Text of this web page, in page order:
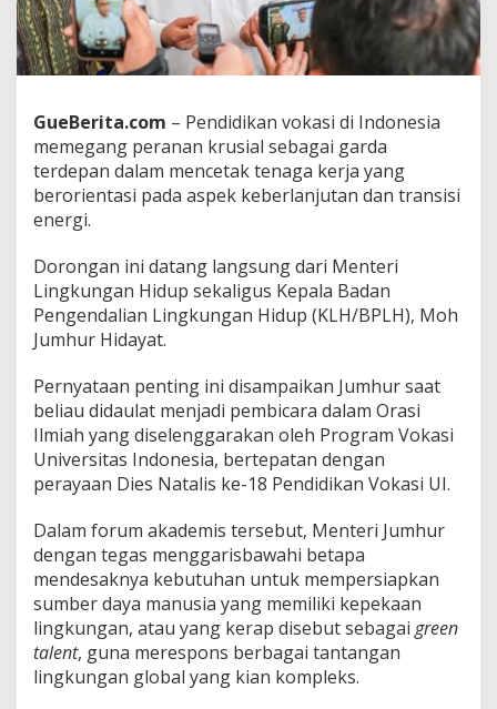
n
g
u
u
k
S
D
j
a
u
n
o
n
e
s
i
a
GueBerita.com – Pendidikan vokasi di Indonesia
memegang peranan krusial sebagai garda
terdepan dalam mencetak tenaga kerja yang
berorientasi pada aspek keberlanjutan dan transisi
energi.
Dorongan ini datang langsung dari Menteri
Lingkungan Hidup sekaligus Kepala Badan
Pengendalian Lingkungan Hidup (KLH/BPLH), Moh
Jumhur Hidayat.
Pernyataan penting ini disampaikan Jumhur saat
beliau didaulat menjadi pembicara dalam Orasi
Ilmiah yang diselenggarakan oleh Program Vokasi
Universitas Indonesia, bertepatan dengan
perayaan Dies Natalis ke-18 Pendidikan Vokasi UI.
Dalam forum akademis tersebut, Menteri Jumhur
dengan tegas menggarisbawahi betapa
mendesaknya kebutuhan untuk mempersiapkan
sumber daya manusia yang memiliki kepekaan
lingkungan, atau yang kerap disebut sebagai green
talent, guna merespons berbagai tantangan
lingkungan global yang kian kompleks.